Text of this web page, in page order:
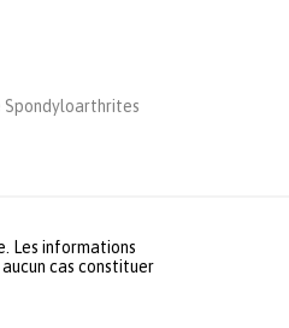
Spondyloarthrites
Les informations
cas constituer